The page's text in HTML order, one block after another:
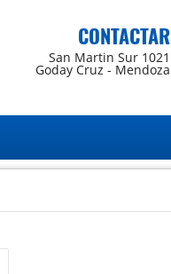
CONTACTAR
San Martin Sur 1021
Goday Cruz - Mendoza